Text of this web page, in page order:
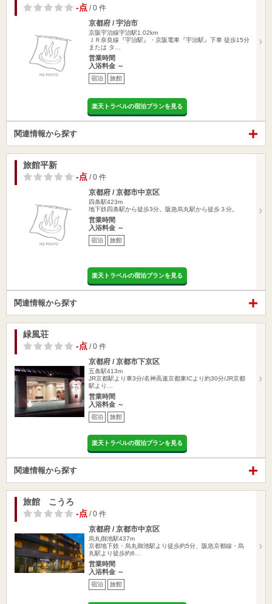
-点 / 0 件
京都府 / 宇治市
京阪宇治線宇治駅1.02km
ＪＲ奈良線『宇治駅』・京阪電車『宇治駅』下車 徒歩15分
または タ…
営業時間
入浴料金 ～
宿泊 旅館
楽天トラベルの宿泊プランを見る
関連情報から探す
旅館平新
-点 / 0 件
京都府 / 京都市中京区
四条駅423m
地下鉄四条駅から徒歩3分。阪急烏丸駅から徒歩３分。
営業時間
入浴料金 ～
宿泊 旅館
楽天トラベルの宿泊プランを見る
関連情報から探す
緑風荘
-点 / 0 件
京都府 / 京都市下京区
五条駅413m
JR京都駅より車3分/名神高速京都東ICより約30分/JR京都
駅より…
営業時間
入浴料金 ～
宿泊 旅館
楽天トラベルの宿泊プランを見る
関連情報から探す
旅館 こうろ
-点 / 0 件
京都府 / 京都市中京区
烏丸御池駅437m
京都地下鉄・烏丸御池駅より徒歩約5分、阪急京都線・烏
丸駅より徒歩約6…
営業時間
入浴料金 ～
宿泊 旅館